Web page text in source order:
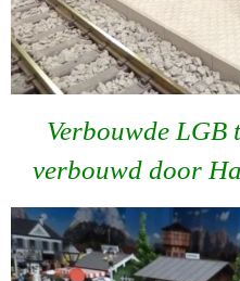
Verbouwde
verbouwd door